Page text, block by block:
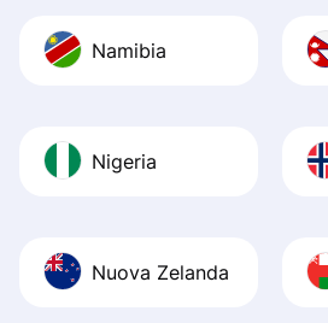
Namibia
Nigeria
Nuova Zelanda